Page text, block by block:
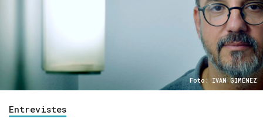
Foto: IVAN GIMÉNEZ
Entrevistes